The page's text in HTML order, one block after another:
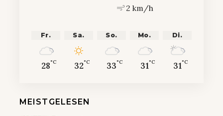
2 km/h
Fr.
28°C
Sa.
32°C
So.
33°C
Mo.
31°C
Di.
31°C
MEISTGELESEN